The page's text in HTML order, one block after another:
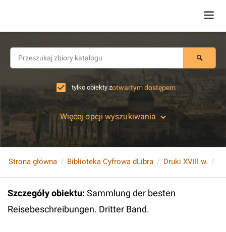
tylko obiekty zotwartym dostępem
Więcej opcji wyszukiwania
Strona główna Biblioteka Cyfrowa dLibra Druki XVIII w.
Szczegóły obiektu: Sammlung der besten
Reisebeschreibungen. Dritter Band.